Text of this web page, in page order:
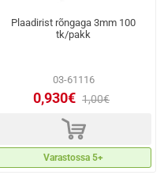
Plaadirist rõngaga 3mm 100
tk/pakk
03-61116
0,930€ 1,00€
d
Varastossa 5+